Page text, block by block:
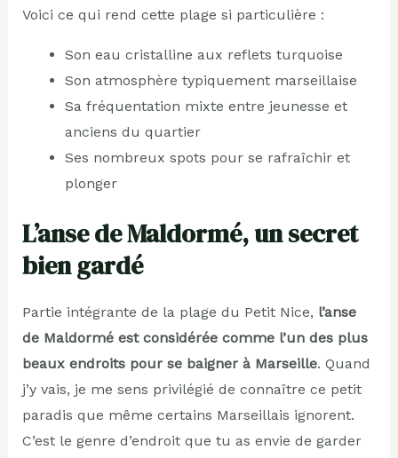
Voici ce qui rend cette plage si particulière :
Son eau cristalline aux reflets turquoise
Son atmosphère typiquement marseillaise
Sa fréquentation mixte entre jeunesse et
anciens du quartier
Ses nombreux spots pour se rafraîchir et
plonger
L’anse de Maldormé, un secret
bien gardé
Partie intégrante de la plage du Petit Nice, l’anse
de Maldormé est considérée comme l’un des plus
beaux endroits pour se baigner à Marseille. Quand
j’y vais, je me sens privilégié de connaître ce petit
paradis que même certains Marseillais ignorent.
C’est le genre d’endroit que tu as envie de garder